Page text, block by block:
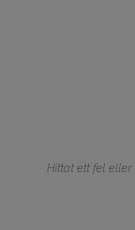
Hittat ett fel eller